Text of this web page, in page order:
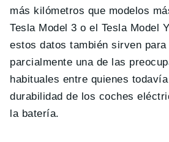
más kilómetros que modelos
Tesla Model 3 o el Tesla Model
estos datos también sirven para
parcialmente una de las
habituales entre quienes
durabilidad de los coches
la batería.